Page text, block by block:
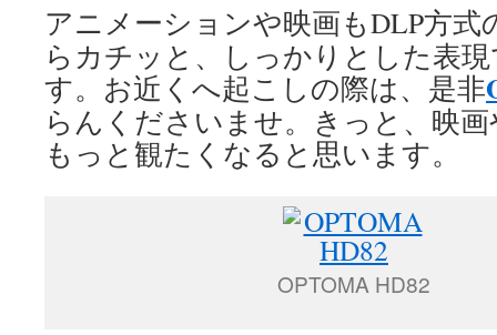
アニメーションや映画もDLP方式
らカチッと、しっかりとした表
す。お近くへ起こしの際は、是非
らんくださいませ。きっと、映
もっと観たくなると思います。
OPTOMA HD82